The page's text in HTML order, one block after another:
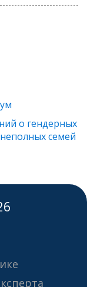
о гендерных
семей